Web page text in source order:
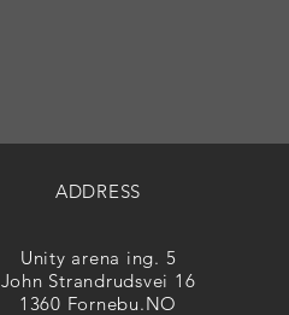
ADDRESS
Unity arena ing. 5
John Strandrudsvei 16
1360 Fornebu.NO